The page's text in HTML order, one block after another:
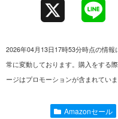
e
2026年04月13日17時53分時点の情
常に変動しております。購入をする
ージはプロモーションが含まれていま
Amazonセール